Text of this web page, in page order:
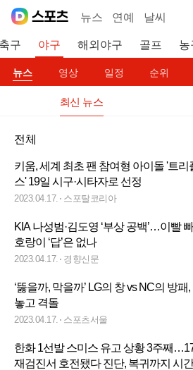
뉴스 연예 날씨
구 야구 해외야구 골프 농
뉴스 영상 일정 순위
최신 뉴스
전체
키움, 세계 최초 팬 참여형 아이돌 '트리
스' 19일 시구·시타자로 선정
2023.04.17. 스포탈코리아
KIA 나성범·김도영 ‘부상 공백’…이빨
호랑이 ‘답’은 없나
2023.04.17. 경향신문
‘뚫을까, 막을까’ LG의 창 vs NC의 방패,
놓고 격돌
2023.04.17. 스포츠서울
한화 1선발 스미스 유고 상황 3주째
재검진서 호전됐다 진단, 복귀까지 시